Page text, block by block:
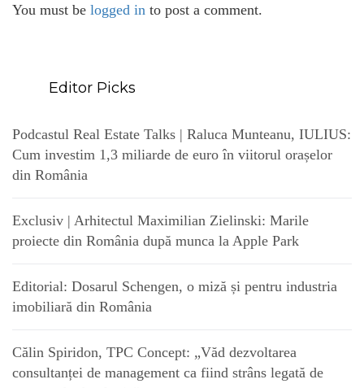
You must be logged in to post a comment.
Editor Picks
Podcastul Real Estate Talks | Raluca Munteanu, IULIUS:
Cum investim 1,3 miliarde de euro în viitorul orașelor
din România
Exclusiv | Arhitectul Maximilian Zielinski: Marile
proiecte din România după munca la Apple Park
Editorial: Dosarul Schengen, o miză și pentru industria
imobiliară din România
Călin Spiridon, TPC Concept: „Văd dezvoltarea
consultanței de management ca fiind strâns legată de